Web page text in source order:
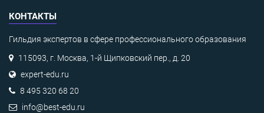
КОНТАКТЫ
Гильдия экспертов в сфере профессионального образования
115093, г. Москва, 1-й Щипковский пер., д. 20
expert-edu.ru
8 495 320 68 20
info@best-edu.ru